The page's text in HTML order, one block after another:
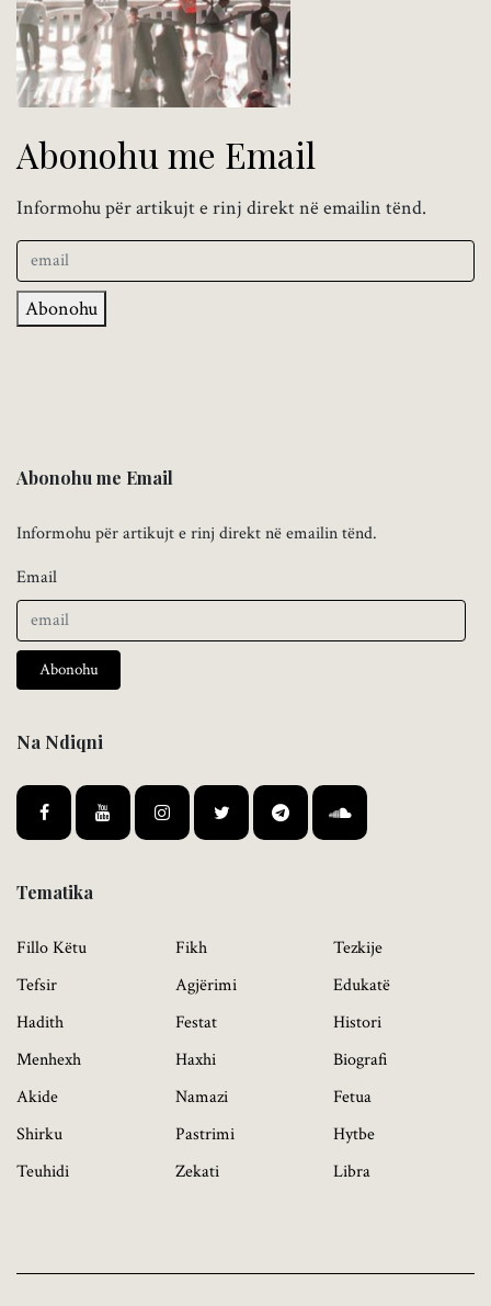
Abonohu me Email
Informohu për artikujt e rinj direkt në emailin tënd.
Abonohu
Abonohu me Email
Informohu për artikujt e rinj direkt në emailin tënd.
Email
Abonohu
Na Ndiqni
Tematika
Fillo Këtu
Tefsir
Hadith
Menhexh
Akide
Shirku
Teuhidi
Fikh
Agjërimi
Festat
Haxhi
Namazi
Pastrimi
Zekati
Tezkije
Edukatë
Histori
Biografi
Fetua
Hytbe
Libra